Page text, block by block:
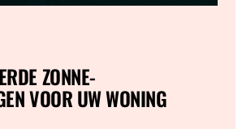
ZONNE-
VOOR UW WONING